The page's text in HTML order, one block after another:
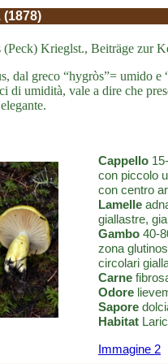
Krieglst., Beiträge zur
dal greco “hygròs”= umido
di umidità, vale a dire che
Cappello
con piccolo
con centro
Lamelle
giallastre,
Gambo 40-
zona
circolari
Carne
Odore
Sapore
Habitat
Immagine 2